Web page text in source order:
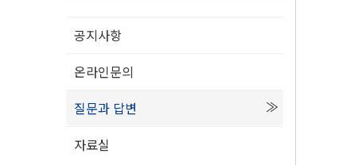
공지사항
온라인문의
질문과 답변
자료실